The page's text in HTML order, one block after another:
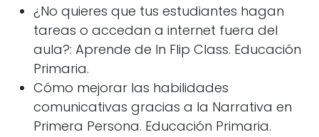
¿No quieres que tus estudiantes hagan
tareas o accedan a internet fuera del
aula?: Aprende de In Flip Class. Educación
Primaria.
Cómo mejorar las habilidades
comunicativas gracias a la Narrativa en
Primera Persona. Educación Primaria.